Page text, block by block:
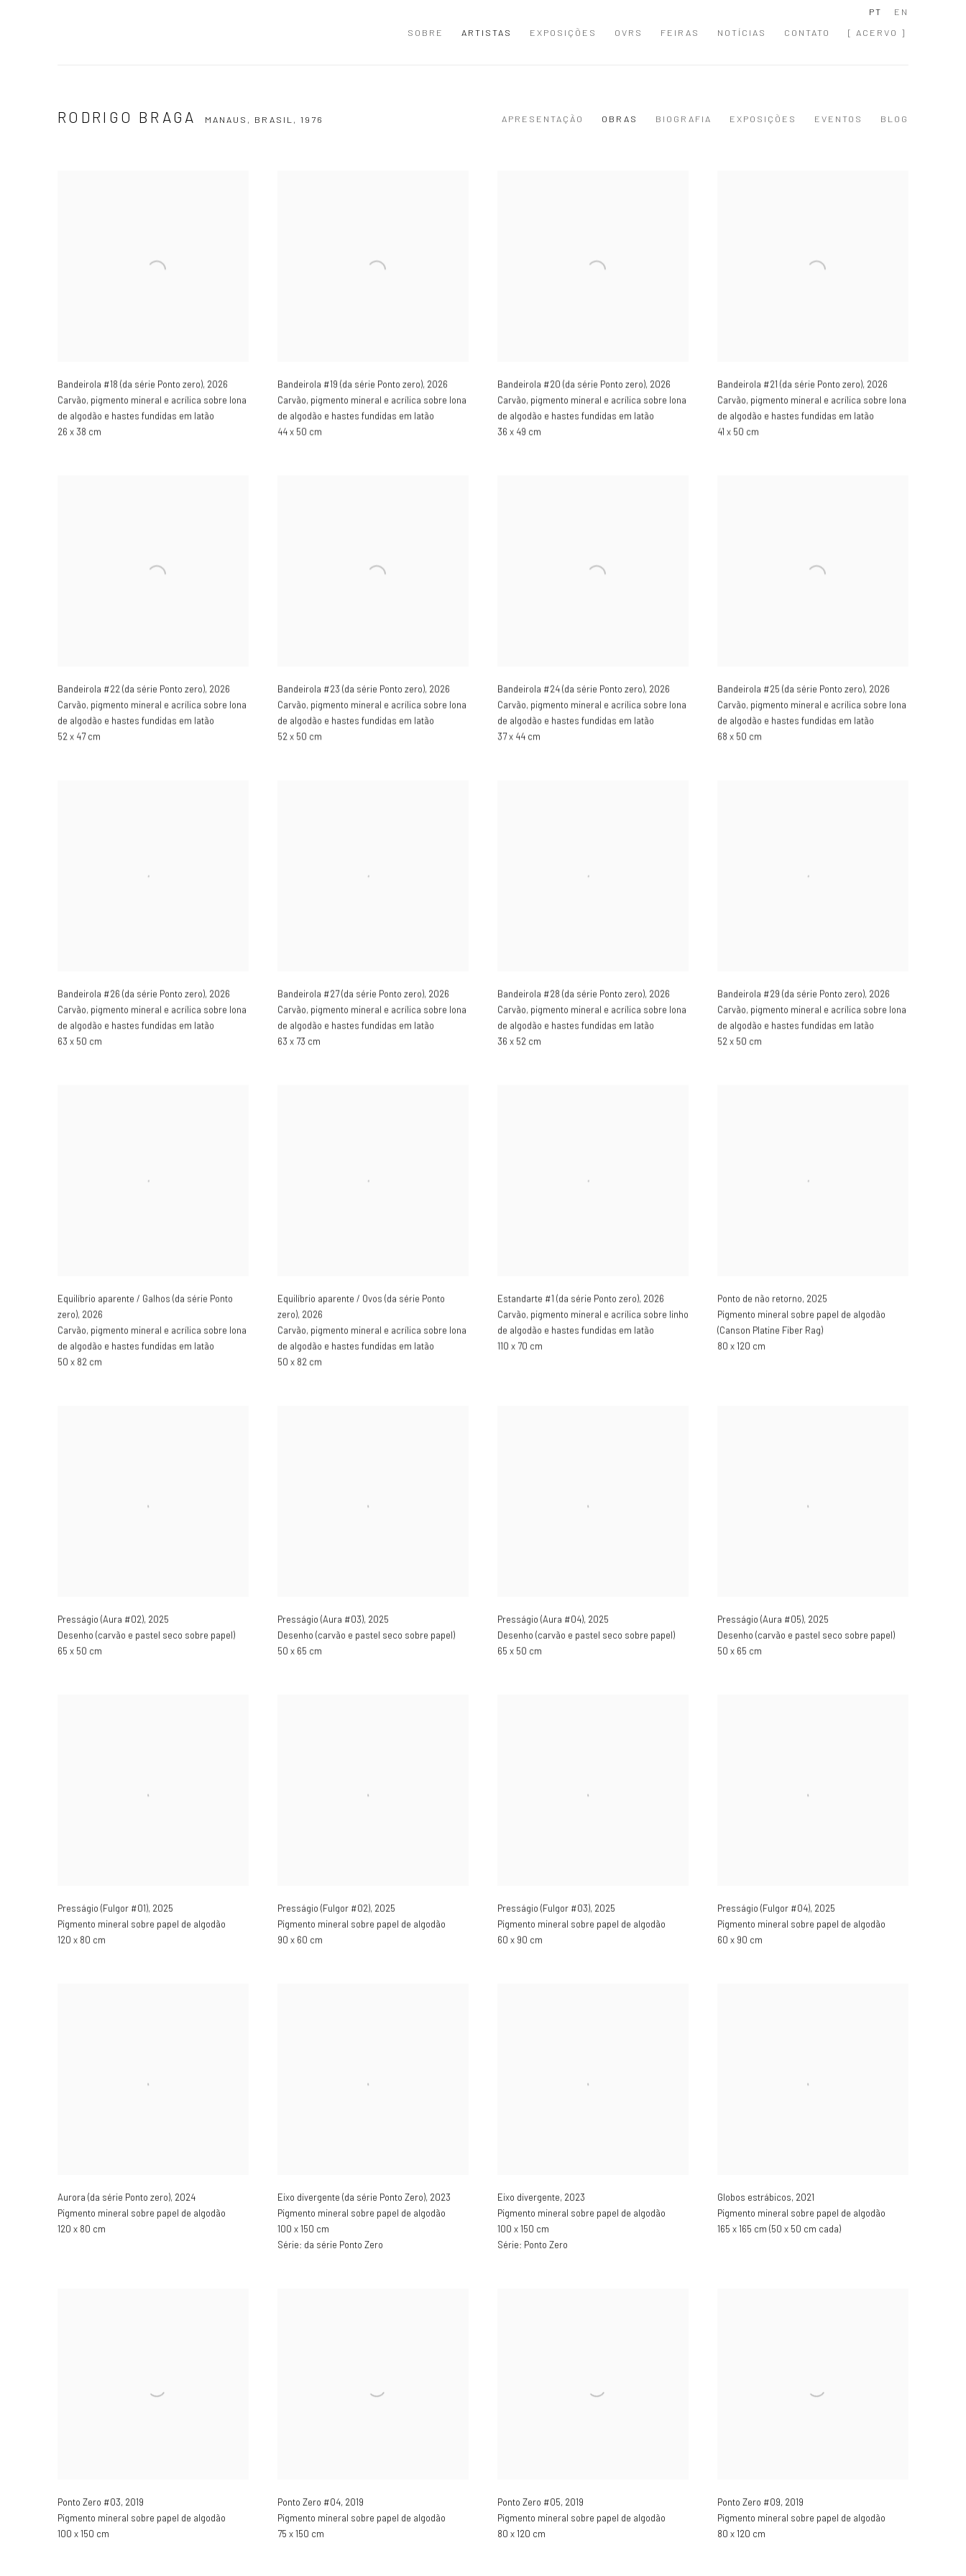
SOBRE ARTISTAS EXPOSIÇÕES OVRS FEIRAS NOTÍCIAS CONTATO [ ACERVO ]
PT EN
RODRIGO BRAGA MANAUS, BRASIL,1976 APRESENTAÇÃO OBRAS BIOGRAFIA EXPOSIÇÕES EVENTOS BLOG
Bandeirola #18 (da série Ponto zero), 2026
Carvão, pigmento mineral e acrílica sobre lona
de algodão e hastes fundidas em latão
26 x 38 cm
Bandeirola #19 (da série Ponto zero), 2026
Carvão, pigmento mineral e acrílica sobre lona
de algodão e hastes fundidas em latão
44 x 50 cm
Bandeirola #20 (da série Ponto zero), 2026
Carvão, pigmento mineral e acrílica sobre lona
de algodão e hastes fundidas em latão
36 x 49 cm
Bandeirola #21 (da série Ponto zero), 2026
Carvão, pigmento mineral e acrílica sobre lona
de algodão e hastes fundidas em latão
41 x 50 cm
Bandeirola #22 (da série Ponto zero), 2026
Carvão, pigmento mineral e acrílica sobre lona
de algodão e hastes fundidas em latão
52 x 47 cm
Bandeirola #23 (da série Ponto zero), 2026
Carvão, pigmento mineral e acrílica sobre lona
de algodão e hastes fundidas em latão
52 x 50 cm
Bandeirola #24 (da série Ponto zero), 2026
Carvão, pigmento mineral e acrílica sobre lona
de algodão e hastes fundidas em latão
37 x 44 cm
Bandeirola #25 (da série Ponto zero), 2026
Carvão, pigmento mineral e acrílica sobre lona
de algodão e hastes fundidas em latão
68 x 50 cm
Bandeirola #26 (da série Ponto zero), 2026
Carvão, pigmento mineral e acrílica sobre lona
de algodão e hastes fundidas em latão
63 x 50 cm
Bandeirola #27 (da série Ponto zero), 2026
Carvão, pigmento mineral e acrílica sobre lona
de algodão e hastes fundidas em latão
63 x 73 cm
Bandeirola #28 (da série Ponto zero), 2026
Carvão, pigmento mineral e acrílica sobre lona
de algodão e hastes fundidas em latão
36 x 52 cm
Bandeirola #29 (da série Ponto zero), 2026
Carvão, pigmento mineral e acrílica sobre lona
de algodão e hastes fundidas em latão
52 x 50 cm
Equilíbrio aparente / Galhos (da série Ponto
zero), 2026
Carvão, pigmento mineral e acrílica sobre lona
de algodão e hastes fundidas em latão
50 x 82 cm
Equilíbrio aparente / Ovos (da série Ponto
zero), 2026
Carvão, pigmento mineral e acrílica sobre lona
de algodão e hastes fundidas em latão
50 x 82 cm
Estandarte #1 (da série Ponto zero), 2026
Carvão, pigmento mineral e acrílica sobre linho
de algodão e hastes fundidas em latão
110 x 70 cm
Ponto de não retorno, 2025
Pigmento mineral sobre papel de algodão
(Canson Platine Fiber Rag)
80 x 120 cm
Presságio (Aura #02), 2025
Desenho (carvão e pastel seco sobre papel)
65 x 50 cm
Presságio (Aura #03), 2025
Desenho (carvão e pastel seco sobre papel)
50 x 65 cm
Presságio (Aura #04), 2025
Desenho (carvão e pastel seco sobre papel)
65 x 50 cm
Presságio (Aura #05), 2025
Desenho (carvão e pastel seco sobre papel)
50 x 65 cm
Presságio (Fulgor #01), 2025
Pigmento mineral sobre papel de algodão
120 x 80 cm
Presságio (Fulgor #02), 2025
Pigmento mineral sobre papel de algodão
90 x 60 cm
Presságio (Fulgor #03), 2025
Pigmento mineral sobre papel de algodão
60 x 90 cm
Presságio (Fulgor #04), 2025
Pigmento mineral sobre papel de algodão
60 x 90 cm
Aurora (da série Ponto zero), 2024
Pigmento mineral sobre papel de algodão
120 x 80 cm
Eixo divergente (da série Ponto Zero), 2023
Pigmento mineral sobre papel de algodão
100 x 150 cm
Série: da série Ponto Zero
Eixo divergente, 2023
Pigmento mineral sobre papel de algodão
100 x 150 cm
Série: Ponto Zero
Globos estrábicos, 2021
Pigmento mineral sobre papel de algodão
165 x 165 cm (50 x 50 cm cada)
Ponto Zero #03, 2019
Pigmento mineral sobre papel de algodão
100 x 150 cm
Ponto Zero #04, 2019
Pigmento mineral sobre papel de algodão
75 x 150 cm
Ponto Zero #05, 2019
Pigmento mineral sobre papel de algodão
80 x 120 cm
Ponto Zero #09, 2019
Pigmento mineral sobre papel de algodão
80 x 120 cm